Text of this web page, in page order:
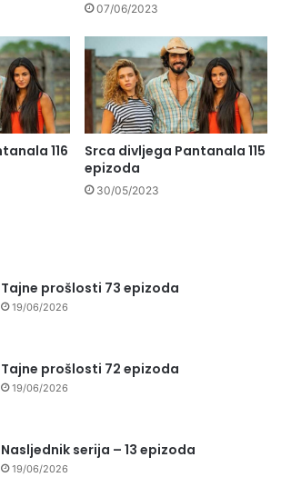
07/06/2023
116
Srca divljega Pantanala 115
epizoda
30/05/2023
Tajne prošlosti 73 epizoda
19/06/2026
Tajne prošlosti 72 epizoda
19/06/2026
Nasljednik serija – 13 epizoda
19/06/2026